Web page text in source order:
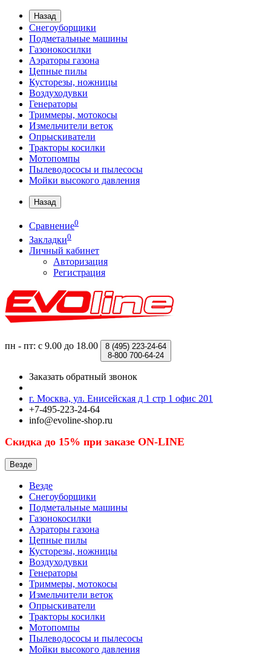
Назад
Снегоуборщики
Подметальные машины
Газонокосилки
Аэраторы газона
Цепные пилы
Кусторезы, ножницы
Воздуходувки
Генераторы
Триммеры, мотокосы
Измельчители веток
Опрыскиватели
Тракторы косилки
Мотопомпы
Пылеводососы и пылесосы
Мойки высокого давления
Назад
Сравнение0
Закладки0
Личный кабинет
Авторизация
Регистрация
пн - пт: с 9.00 до 18.00 8 (495) 223-24-64
8-800 700-64-24
Заказать обратный звонок
г. Москва, ул. Енисейская д 1 стр 1 офис 201
+7-495-223-24-64
info@evoline-shop.ru
Скидка до 15% при заказе ON-LINE
Везде
Везде
Снегоуборщики
Подметальные машины
Газонокосилки
Аэраторы газона
Цепные пилы
Кусторезы, ножницы
Воздуходувки
Генераторы
Триммеры, мотокосы
Измельчители веток
Опрыскиватели
Тракторы косилки
Мотопомпы
Пылеводососы и пылесосы
Мойки высокого давления